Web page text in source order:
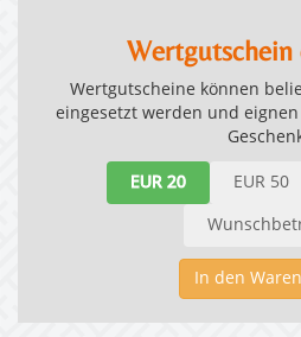
Wertgutschein
Wertgutscheine können
eingesetzt werden und
EUR 20 EUR 50
In den